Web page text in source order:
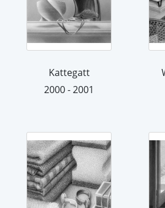
Kattegatt
2000 - 2001